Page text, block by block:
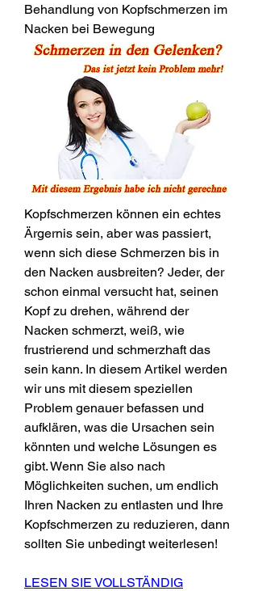
Behandlung von Kopfschmerzen im
Nacken bei Bewegung
Kopfschmerzen können ein echtes
Ärgernis sein, aber was passiert,
wenn sich diese Schmerzen bis in
den Nacken ausbreiten? Jeder, der
schon einmal versucht hat, seinen
Kopf zu drehen, während der
Nacken schmerzt, weiß, wie
frustrierend und schmerzhaft das
sein kann. In diesem Artikel werden
wir uns mit diesem speziellen
Problem genauer befassen und
aufklären, was die Ursachen sein
könnten und welche Lösungen es
gibt. Wenn Sie also nach
Möglichkeiten suchen, um endlich
Ihren Nacken zu entlasten und Ihre
Kopfschmerzen zu reduzieren, dann
sollten Sie unbedingt weiterlesen!
LESEN SIE VOLLSTÄNDIG